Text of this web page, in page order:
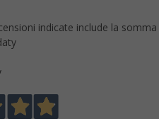
indicate include la somma